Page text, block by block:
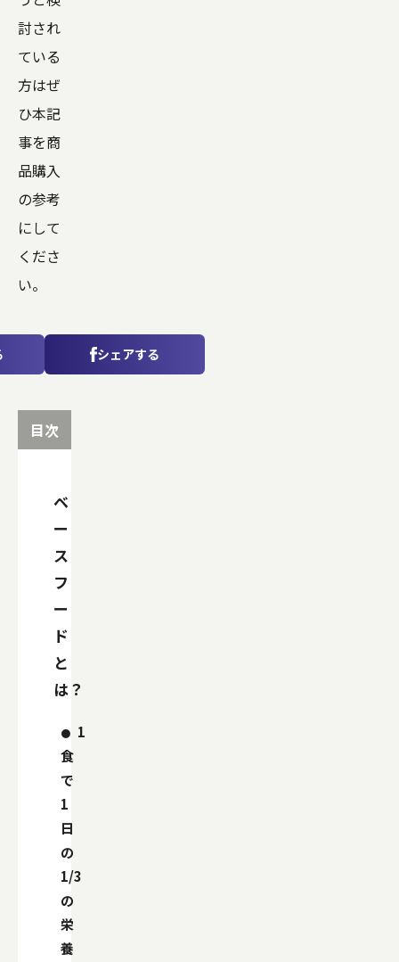
討され
ている
方はぜ
ひ本記
事を商
品購入
の参考
にして
くださ
い。
シェアする
目次
ベ
ー
ス
フ
ー
ド
と
は？
1
食
で
1
日
の
1/3
の
栄
養